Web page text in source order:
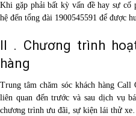
Khi gặp phải bất kỳ vấn đề hay sự cố
hệ đến tổng đài 1900545591 để được
II . Chương trình
hàng
Trung tâm chăm sóc khách hàng
liên quan đến trước và sau dịch vụ
chương trình ưu đãi, sự kiện lái thử